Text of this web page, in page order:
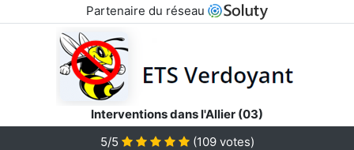
Partenaire du réseau
Interventions dans l'Allier (03)
5/5 (109votes)